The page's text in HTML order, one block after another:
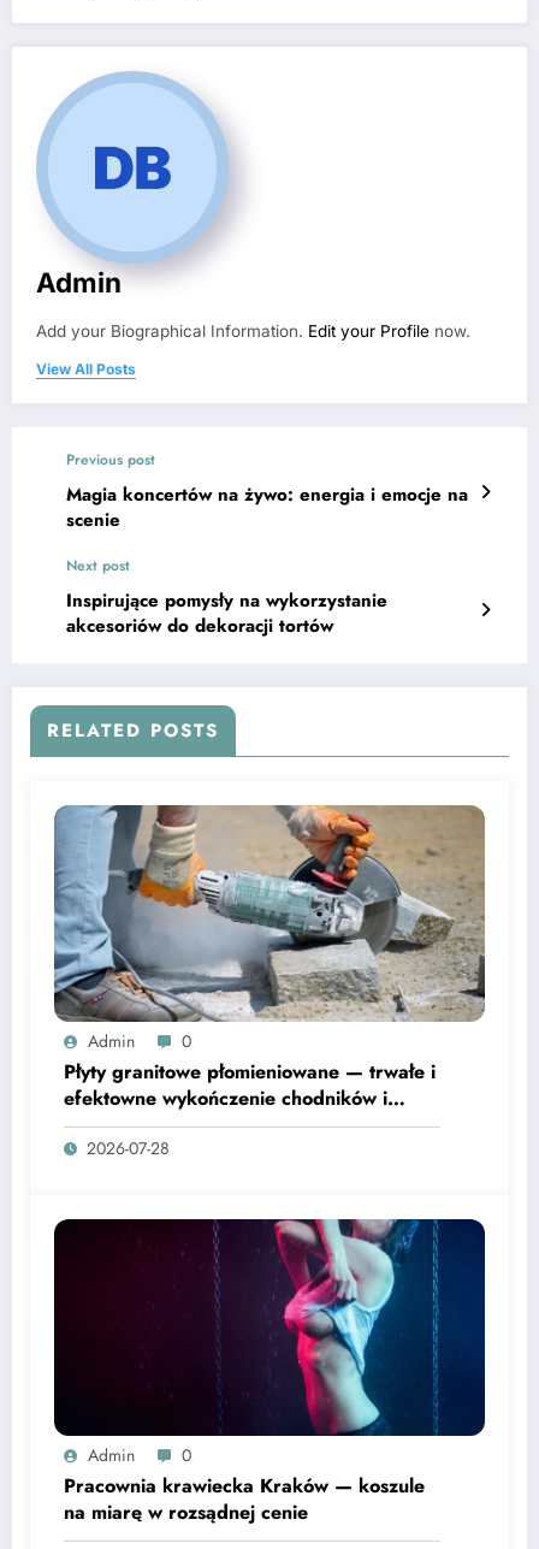
Admin
Add your Biographical Information. Edit your Profile now.
View All Posts
Previous post
Magia koncertów na żywo: energia i emocje na
scenie
Next post
Inspirujące pomysły na wykorzystanie
akcesoriów do dekoracji tortów
RELATED POSTS
Admin 0
Płyty granitowe płomieniowane — trwałe i
efektowne wykończenie chodników i
tarasów
2026-07-28
Admin 0
Pracownia krawiecka Kraków — koszule
na miarę w rozsądnej cenie